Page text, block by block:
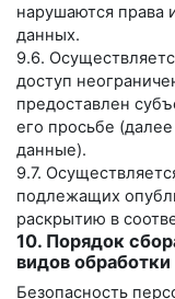
нарушаются права
данных.
9.6.
доступ
предоставлен
его просьбе
данные).
9.7.
подлежащих
раскрытию в
10. Порядок
видов
Безопасность